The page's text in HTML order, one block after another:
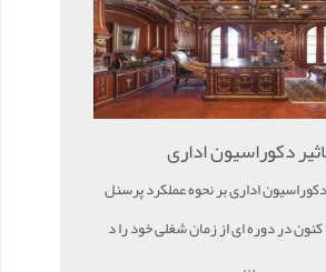
دکوراسیون اداری
اداری بر نحوه عملکرد پرسنل
کنون در دوره ای از زمان شغلی خود را د